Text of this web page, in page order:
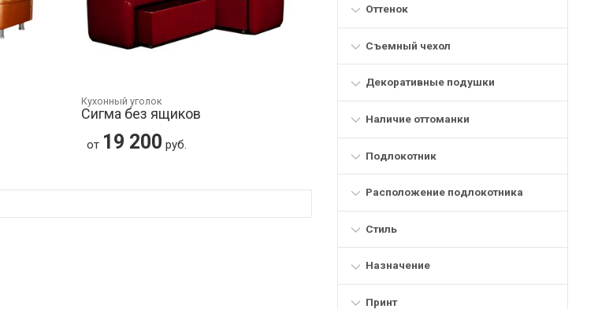
Оттенок
Съемный чехол
Декоративные подушки
Наличие оттоманки
Подлокотник
Расположение подлокотника
Стиль
Назначение
Принт
Кухонный уголок
Сигма без ящиков
от 19 200 руб.